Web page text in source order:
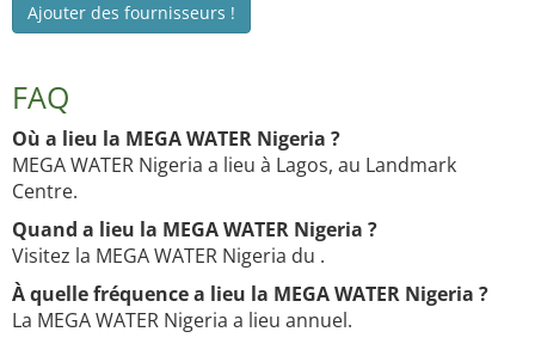
Ajouter des fournisseurs !
FAQ
Où a lieu la MEGA WATER Nigeria ?
MEGA WATER Nigeria a lieu à Lagos, au Landmark
Centre.
Quand a lieu la MEGA WATER Nigeria ?
Visitez la MEGA WATER Nigeria du .
À quelle fréquence a lieu la MEGA WATER Nigeria ?
La MEGA WATER Nigeria a lieu annuel.